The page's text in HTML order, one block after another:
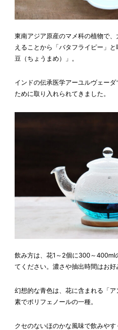
東南アジア原産のマメ科の植物で
えることから「バタフライピー」
豆（ちょうまめ）」。
インドの伝承医学アーユルヴェー
ために取り入れられてきました。
飲み方は、花1～2個に300～400ml
てください。濃さや抽出時間はお好
幻想的な青色は、花に含まれる「
素でポリフェノールの一種。
クセのないほのかな風味で飲みや